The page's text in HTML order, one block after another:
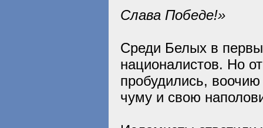
Слава Победе!»
Среди Белых в
националистов. Но
пробудились,
чуму и свою